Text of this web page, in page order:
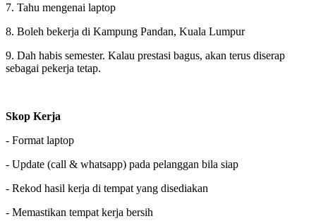
7. Tahu mengenai laptop
8. Boleh bekerja di Kampung Pandan, Kuala Lumpur
9. Dah habis semester. Kalau prestasi bagus, akan terus diserap
sebagai pekerja tetap.
Skop Kerja
- Format laptop
- Update (call & whatsapp) pada pelanggan bila siap
- Rekod hasil kerja di tempat yang disediakan
- Memastikan tempat kerja bersih